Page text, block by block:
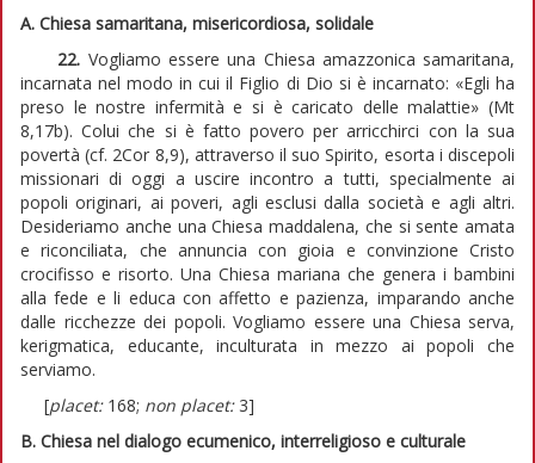
A. Chiesa samaritana, misericordiosa, solidale
22. Vogliamo essere una Chiesa amazzonica samaritana,
incarnata nel modo in cui il Figlio di Dio si è incarnato: «Egli ha
preso le nostre infermità e si è caricato delle malattie» (Mt
8,17b). Colui che si è fatto povero per arricchirci con la sua
povertà (cf. 2Cor 8,9), attraverso il suo Spirito, esorta i discepoli
missionari di oggi a uscire incontro a tutti, specialmente ai
popoli originari, ai poveri, agli esclusi dalla società e agli altri.
Desideriamo anche una Chiesa maddalena, che si sente amata
e riconciliata, che annuncia con gioia e convinzione Cristo
crocifisso e risorto. Una Chiesa mariana che genera i bambini
alla fede e li educa con affetto e pazienza, imparando anche
dalle ricchezze dei popoli. Vogliamo essere una Chiesa serva,
kerigmatica, educante, inculturata in mezzo ai popoli che
serviamo.
[placet: 168; non placet: 3]
B. Chiesa nel dialogo ecumenico, interreligioso e culturale